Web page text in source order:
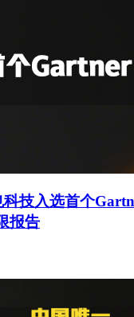
科技入选首个
报告